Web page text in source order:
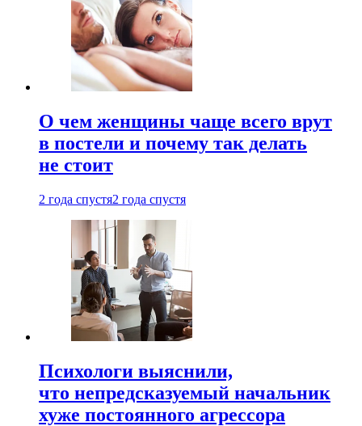
О чем женщины чаще всего врут
в постели и почему так делать
не стоит
2 года спустя2 года спустя
Психологи выяснили,
что непредсказуемый начальник
хуже постоянного агрессора